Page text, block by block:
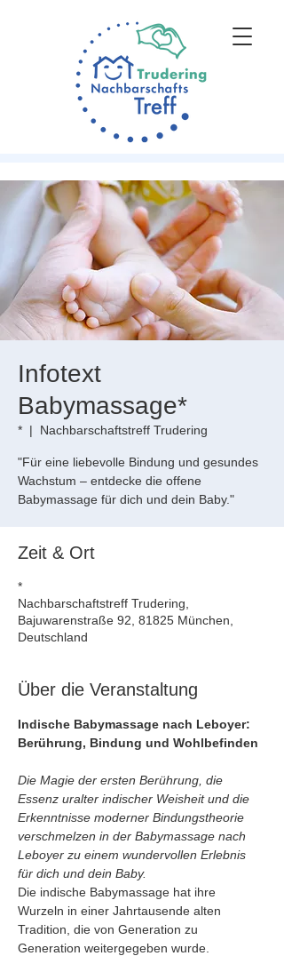
Infotext
Babymassage*
*
  |
Nachbarschaftstreff Trudering
"Für eine liebevolle Bindung und gesundes
Wachstum – entdecke die offene
Babymassage für dich und dein Baby."
Zeit & Ort
*
Nachbarschaftstreff Trudering,
Bajuwarenstraße 92, 81825 München,
Deutschland
Über die Veranstaltung
Indische Babymassage nach Leboyer:
Berührung, Bindung und Wohlbefinden
Die Magie der ersten Berührung, die
Essenz uralter indischer Weisheit und die
Erkenntnisse moderner Bindungstheorie
verschmelzen in der Babymassage nach
Leboyer zu einem wundervollen Erlebnis
für dich und dein Baby.
Die indische Babymassage hat ihre
Wurzeln in einer Jahrtausende alten
Tradition, die von Generation zu
Generation weitergegeben wurde.